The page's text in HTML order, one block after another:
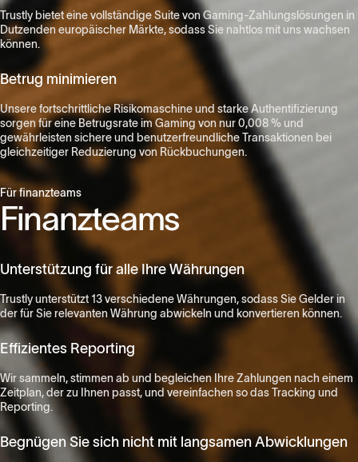
Trustly bietet eine vollständige Suite von Gaming-Zahlungslösungen in
Dutzenden europäischer Märkte, sodass Sie nahtlos mit uns wachsen
können.​
Betrug minimieren
Unsere fortschrittliche Risikomaschine und starke Authentifizierung
sorgen für eine Betrugsrate im Gaming von nur 0,008 % und
gewährleisten sichere und benutzerfreundliche Transaktionen bei
gleichzeitiger Reduzierung von Rückbuchungen.​
Für finanzteams
Finanzteams
Unterstützung für alle Ihre Währungen
Trustly unterstützt 13 verschiedene Währungen, sodass Sie Gelder in
der für Sie relevanten Währung abwickeln und konvertieren können.​
Effizientes Reporting
Wir sammeln, stimmen ab und begleichen Ihre Zahlungen nach einem
Zeitplan, der zu Ihnen passt, und vereinfachen so das Tracking und
Reporting.​
Begnügen Sie sich nicht mit langsamen Abwicklungen